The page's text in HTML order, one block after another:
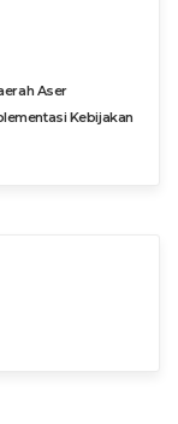
Aser
Kebijakan